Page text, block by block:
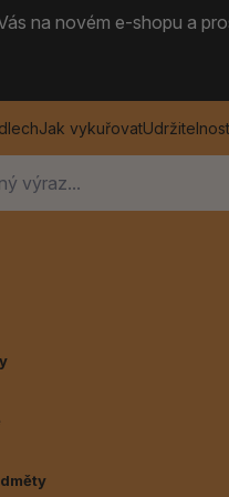
na novém e-shopu a
Jak vykuřovatUdržitelnost